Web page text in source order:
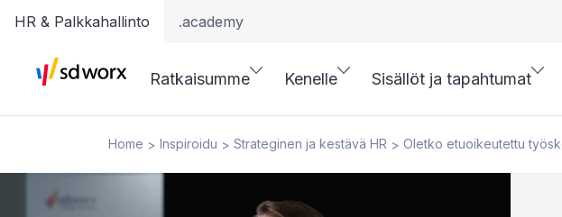
HR & Palkkahallinto .academy
Ratkaisumme Kenelle Sisällöt ja tapahtumat
Home > Inspiroidu > Strateginen ja kestävä HR > Oletko etuoikeutettu